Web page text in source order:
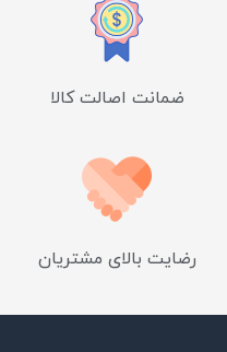
ضمانت اصالت کالا
رضایت بالای مشتریان